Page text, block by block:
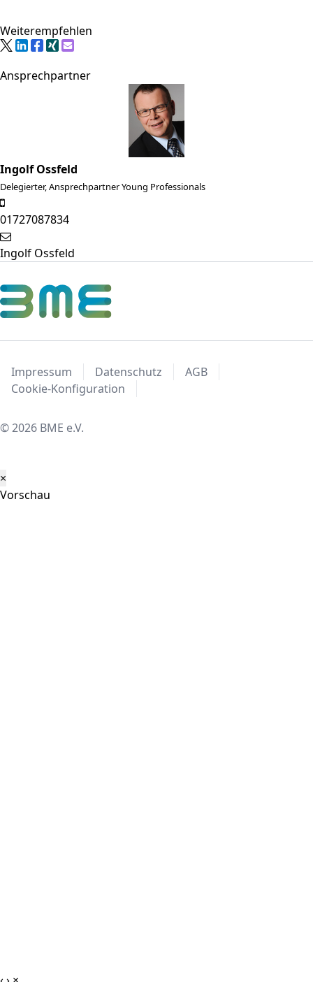
Weiterempfehlen
Ansprechpartner
Ingolf Ossfeld
Delegierter, Ansprechpartner Young Professionals
01727087834
Ingolf Ossfeld
Impressum Datenschutz
AGB
Cookie-Konfiguration
© 2026 BME e.V.
×
Vorschau